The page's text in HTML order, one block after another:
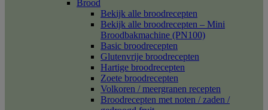
Brood
Bekijk alle broodrecepten
Bekijk alle broodrecepten – Mini
Broodbakmachine (PN100)
Basic broodrecepten
Glutenvrije broodrecepten
Hartige broodrecepten
Zoete broodrecepten
Volkoren / meergranen recepten
Broodrecepten met noten / zaden /